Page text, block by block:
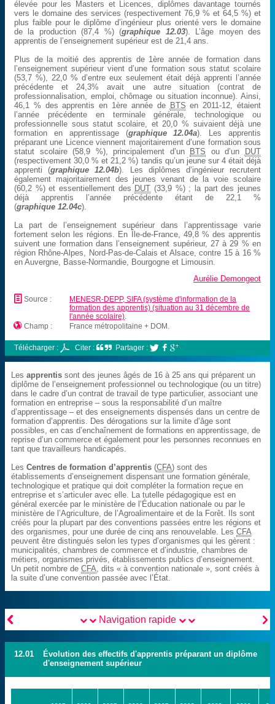
élevée pour les Masters et Licences, diplômes davantage tournés
vers le domaine des services (respectivement 76,9 % et 64,5 %) et
plus faible pour le diplôme d’ingénieur plus orienté vers le domaine
de la production (87,4 %) (graphique 12.03). L’âge moyen des
apprentis de l’enseignement supérieur est de 21,4 ans.
Plus de la moitié des apprentis de 1ère année de formation dans
l’enseignement supérieur vient d’une formation sous statut scolaire
(53,7 %), 22,0 % d’entre eux seulement était déjà apprenti l’année
précédente et 24,3% avait une autre situation (contrat de
professionnalisation, emploi, chômage ou situation inconnue). Ainsi,
46,1 % des apprentis en 1ère année de BTS en 2011-12, étaient
l’année précédente en terminale générale, technologique ou
professionnelle sous statut scolaire, et 20,0 % suivaient déjà une
formation en apprentissage (graphique 12.04a). Les apprentis
préparant une Licence viennent majoritairement d’une formation sous
statut scolaire (58,9 %), principalement d’un BTS ou d’un DUT
(respectivement 30,0 % et 21,2 %) tandis qu’un jeune sur 4 était déjà
apprenti (graphique 12.04b). Les diplômes d’ingénieur recrutent
également majoritairement des jeunes venant de la voie scolaire
(60,2 %) et essentiellement des DUT (33,9 %) ; la part des jeunes
déjà apprentis l’année précédente étant de 22,1 %
(graphique 12.04c).
La part de l’enseignement supérieur dans l’apprentissage varie
fortement selon les régions. En Île-de-France, 49,8 % des apprentis
suivent une formation dans l’enseignement supérieur, 27 à 29 % en
région Rhône-Alpes, Nord-Pas-de-Calais et Alsace, contre 15 à 16 %
en Auvergne, Basse-Normandie, Bourgogne et Limousin.
Aurélie Demongeot
📄 Source :
MENESR-DEPP, SIFA (système d'information de la
formation des apprentis) (situation au 31 décembre de
l'année scolaire).
 Champ : France métropolitaine + DOM.
Télécharger : Citer : Partager :  
Lesapprentis sont des jeunes âgés de 16 à 25 ans qui préparent un
diplôme de l’enseignement professionnel ou technologique (ou un titre)
dans le cadre d’un contrat de travail de type particulier, associant une
formation en entreprise – sous la responsabilité d’un maître
d’apprentissage – et des enseignements dispensés dans un centre de
formation d’apprentis. Des dérogations sur la limite d’âge sont
possibles, en cas d’enchaînement de formations en apprentissage, de
reprise d’un commerce et également pour les personnes reconnues en
tant que travailleurs handicapés.
LesCentres de formation d’apprentis (CFA) sont des
établissements d’enseignement dispensant une formation générale,
technologique et pratique qui doit compléter la formation reçue en
entreprise et s’articuler avec elle. La tutelle pédagogique est en
général exercée par le ministère de l’Éducation nationale ou par le
ministère de l’Agriculture, de l’Agroalimentaire et de la Forêt. Ils sont
créés pour la plupart par des conventions passées entre les régions et
des organismes, pour une durée de cinq ans renouvelable. LesCFA
peuvent être distingués selon les types d’organismes qui les gèrent :
municipalités, chambres de commerce et d’industrie, chambres de
métiers, organismes privés, établissements publics d’enseignement.
Un petit nombre deCFA, dits « à convention nationale », sont créés à
la suite d’une convention passée avec l’État.
 
Navigation rapide
12.01
Évolution des effectifs d'apprentis préparant un diplôme
d'enseignement supérieur